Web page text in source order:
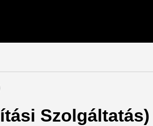
Szolgáltatás)